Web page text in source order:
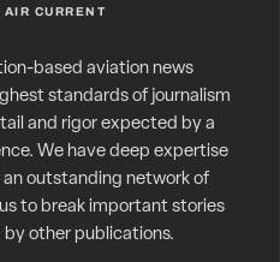
AIR CURRENT
based aviation news
standards of journalism
and rigor expected by a
We have deep expertise
outstanding network of
to break important stories
other publications.